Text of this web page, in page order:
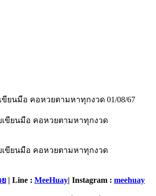
| Line : MeeHuay| Instagram : meehuay